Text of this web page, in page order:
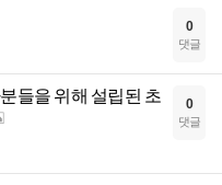
0
댓글
들을 위해 설립된 초
0
댓글